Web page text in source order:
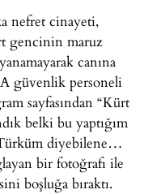
nefret cinayeti,
gencinin maruz
canına
güvenlik personeli
sayfasından “Kürt
belki bu yaptığım
diyebilene…
bir fotoğrafı ile
boşluğa bıraktı.